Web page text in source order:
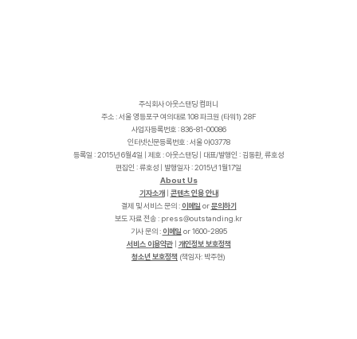
주식회사 아웃스탠딩 컴퍼니
주소 : 서울 영등포구 여의대로 108 파크원 (타워1) 28F
사업자등록번호 : 836-81-00086
인터넷신문등록번호 : 서울 아03778
등록일 : 2015년 6월4일 | 제호 : 아웃스탠딩 | 대표/발행인 : 김동환, 류호성
편집인 : 류호성 | 발행일자 : 2015년 1월17일
About Us
기자소개
콘텐츠 인용 안내
결제 및 서비스 문의 : 이메일 or문의하기
보도 자료 전송 :
r
k
.
g
n
i
d
n
a
t
s
t
u
o
@
s
s
e
r
p
기사 문의 : 이메일 or 1600-2895
서비스 이용약관| 개인정보 보호정책
청소년 보호정책 (책임자: 박주현)